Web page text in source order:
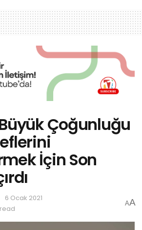
Çoğunluğu
İçin Son
6 Ocak 2021
AA